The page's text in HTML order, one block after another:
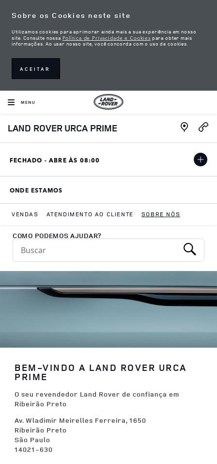
Sobre os Cookies neste site
Utilizamos cookies para aprimorar ainda mais a sua experiência em nosso
site. Consulte nossa Política de Privacidade e Cookies para obter mais
informações. Ao usar nosso site, você concorda com o uso de cookies.
ACEITAR
MENU
LAND ROVER URCA PRIME Link
FECHADO - ABRE ÀS 08:00
ONDE ESTAMOS
LINK OPENS IN NEW TAB
VENDAS ATENDIMENTO AO CLIENTE SOBRE NÓS
COMO PODEMOS AJUDAR?
Conduct a search
Submit
BEM-VINDO A LAND ROVER URCA
PRIME
O seu revendedor Land Rover de confiança em
Ribeirão Preto
Av. Wladimir Meirelles Ferreira, 1650
Ribeirão Preto
São Paulo
14021-630